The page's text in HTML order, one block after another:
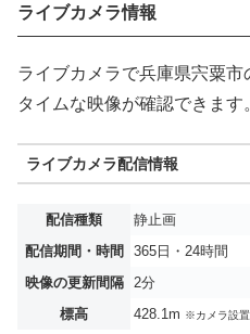
ライブカメラ情報
ライブカメラで兵庫県宍粟
タイムな映像が確認できます
ライブカメラ配信情報
配信種類
静止画
配信期間・時間
365日・24時間
映像の更新間隔
2分
標高
428.1m ※カメラ設